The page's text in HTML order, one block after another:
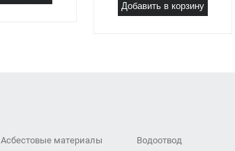
Добавить в корзину
Асбестовые материалы
Водоотвод